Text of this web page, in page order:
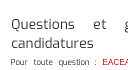
Questions et
candidatures
Pour toute question :